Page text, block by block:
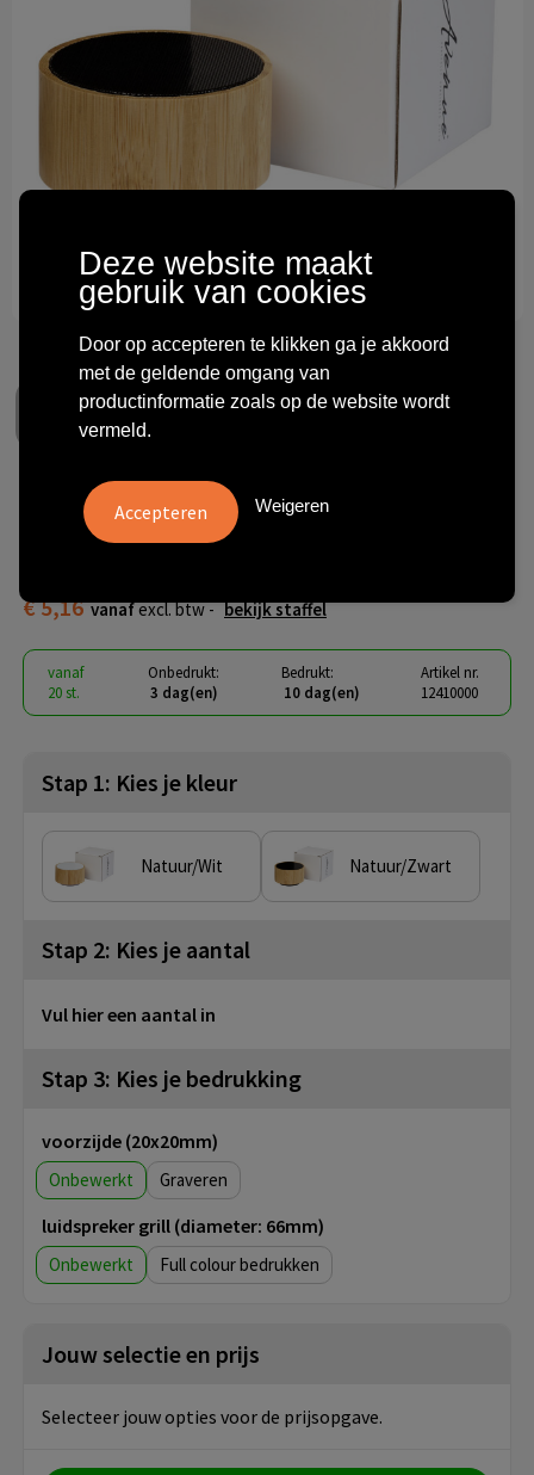
Themageschenken
Cosmos bamboe Bluetooth®
€ 5,16 vanafexcl. btw - bekijk staffel
vanaf
20 st.
Onbedrukt:
3 dag(en)
Bedrukt:
10 dag(en)
Artikel nr.
12410000
Stap 1: Kies je kleur
Natuur/Wit Natuur/Zwart
Stap 2: Kies je aantal
Vul hier een aantal in
Stap 3: Kies je bedrukking
voorzijde (20x20mm)
Onbewerkt Graveren
luidspreker grill (diameter: 66mm)
Onbewerkt Full colour
Jouw selectie en prijs
Selecteer jouw opties voor de prijsopgave.
Deze website maakt
gebruik van cookies
Door op accepteren te klikken ga je akkoord
met de geldende omgang van
productinformatie zoals op de website wordt
vermeld.
Weigeren